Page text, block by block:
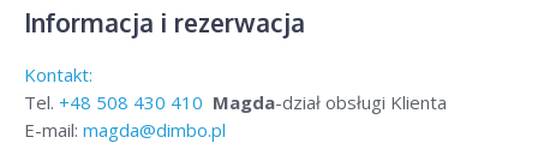
Informacja i rezerwacja
Kontakt:
Tel. +48 508 430 410 Magda-dział obsługi Klienta
E-mail: magda@dimbo.pl